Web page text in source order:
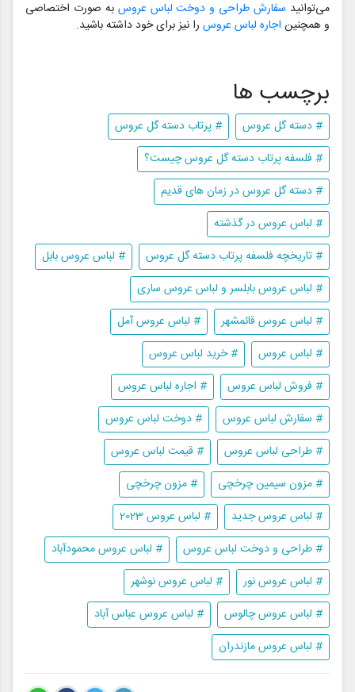
می‌توانید سفارش طراحی و دوخت لباس عروس به صورت اختصاصی
و همچنین اجاره لباس عروس را نیز برای خود داشته باشید.
برچسب ها
# دسته گل عروس
# پرتاب دسته گل عروس
# فلسفه پرتاب دسته گل عروس چیست؟
# دسته گل عروس در زمان های قدیم
# لباس عروس در گذشته
# تاریخچه فلسفه پرتاب دسته گل عروس
# لباس عروس بابل
# لباس عروس بابلسر و لباس عروس ساری
# لباس عروس قائمشهر
# لباس عروس آمل
# لباس عروس
# خرید لباس عروس
# فروش لباس عروس
# اجاره لباس عروس
# سفارش لباس عروس
# دوخت لباس عروس
# طراحی لباس عروس
# قیمت لباس عروس
# مزون سیمین چرخچی
# مزون چرخچی
# لباس عروس جدید
# لباس عروس 2023
# طراحی و دوخت لباس عروس
# لباس عروس محمودآباد
# لباس عروس نور
# لباس عروس نوشهر
# لباس عروس چالوس
# لباس عروس عباس آباد
# لباس عروس مازندران